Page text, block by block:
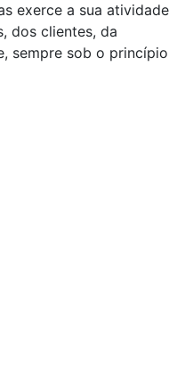
exerce a sua atividade
dos clientes, da
sempre sob o princípio